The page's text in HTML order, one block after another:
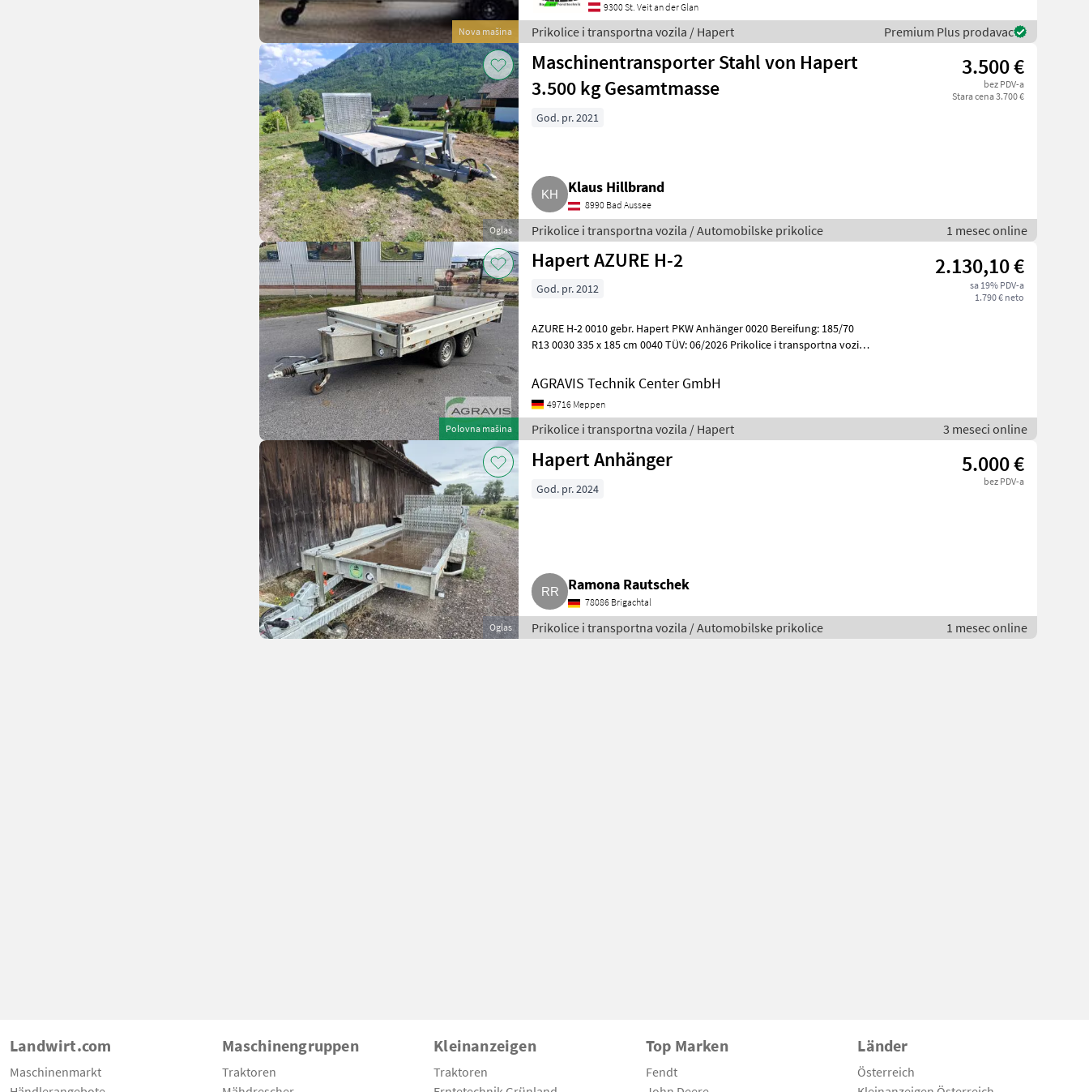
Nova mašina
9300 St. Veit an der Glan
Prikolice i transportna vozila / Hapert Premium Plus prodavac
Oglas
Maschinentransporter Stahl von Hapert
3.500 kg Gesamtmasse
3.500 €
bez PDV-a
Stara cena 3.700 €
God. pr. 2021
Klaus Hillbrand
8990 Bad Aussee
Prikolice i transportna vozila / Automobilske prikolice 1 mesec online
Polovna mašina
Hapert AZURE H-2 2.130,10 €
sa 19% PDV-a
1.790 € neto
God. pr. 2012
AZURE H-2 0010 gebr. Hapert PKW Anhänger 0020 Bereifung: 185/70
R13 0030 335 x 185 cm 0040 TÜV: 06/2026 Prikolice i transportna vozila
AGRAVIS Technik Center GmbH
49716 Meppen
Prikolice i transportna vozila / Hapert 3 meseci online
Oglas
Hapert Anhänger 5.000 €
bez PDV-a
God. pr. 2024
Ramona Rautschek
78086 Brigachtal
Prikolice i transportna vozila / Automobilske prikolice 1 mesec online
Landwirt.com
Maschinenmarkt
Maschinengruppen
Traktoren
Kleinanzeigen
Traktoren
Top Marken
Fendt
Länder
Österreich